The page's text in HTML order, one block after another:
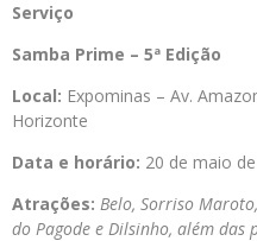
Serviço
Samba Prime – 5ª Edição
Local: Expominas – Av.
Horizonte
Data e horário: 20 de maio
Atrações: Belo, Sorriso
do Pagode e Dilsinho, além das